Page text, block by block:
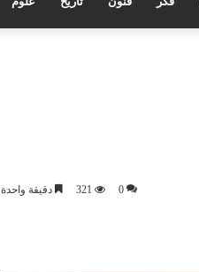
0
321 دقيقة واحدة